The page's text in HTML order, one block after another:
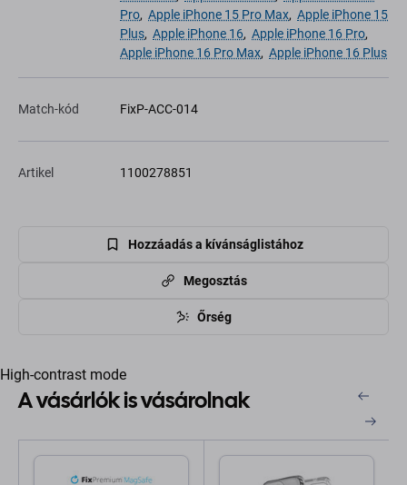
Pro, Apple iPhone 15 Pro Max, Apple iPhone 15
Plus, Apple iPhone 16, Apple iPhone 16 Pro,
Apple iPhone 16 Pro Max, Apple iPhone 16 Plus
Match-kód FixP-ACC-014
Artikel 1100278851
Hozzáadás a kívánságlistához
Megosztás
Őrség
High-contrast mode
A vásárlók is vásárolnak